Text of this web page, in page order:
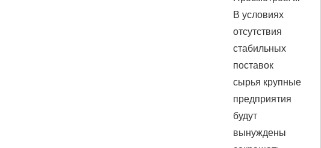
В условиях
отсутствия
стабильных
поставок
сырья крупные
предприятия
будут
вынуждены